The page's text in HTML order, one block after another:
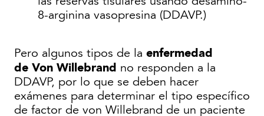
8-arginina vasopresina (DDAVP.)
Pero algunos tipos de la enfermedad
de Von Willebrand no responden a la
DDAVP, por lo que se deben hacer
exámenes para determinar el tipo específico
de factor de von Willebrand de un paciente